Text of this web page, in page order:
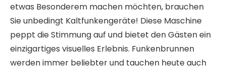
etwas Besonderem machen möchten, brauchen
Sie unbedingt Kaltfunkengeräte! Diese Maschine
peppt die Stimmung auf und bietet den Gästen ein
einzigartiges visuelles Erlebnis. Funkenbrunnen
werden immer beliebter und tauchen heute auch